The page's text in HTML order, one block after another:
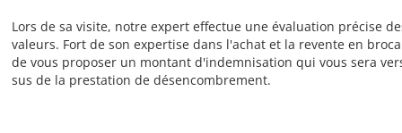
Lors de sa visite, notre expert effectue une évaluation précise
valeurs. Fort de son expertise dans l'achat et la revente en
de vous proposer un montant d'indemnisation qui vous sera
sus de la prestation de désencombrement.